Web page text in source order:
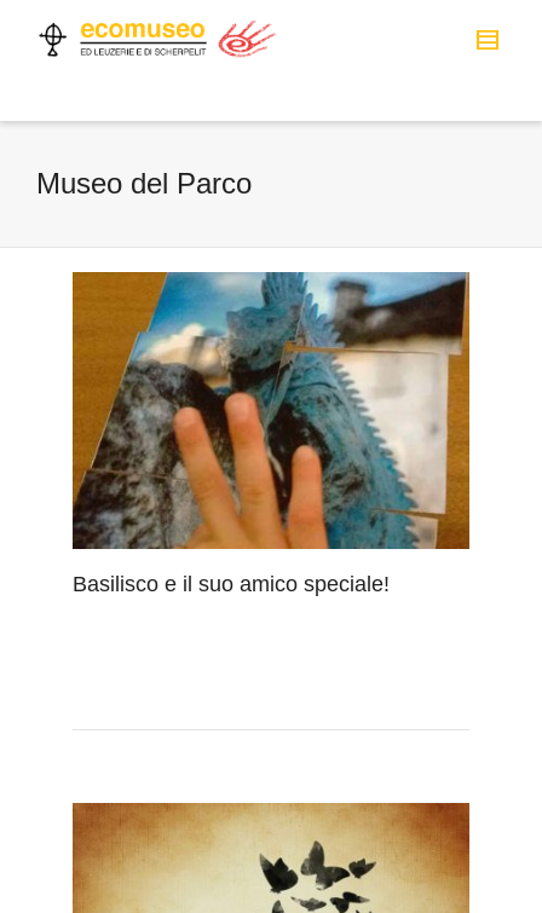
Museo del Parco
Basilisco e il suo amico speciale!